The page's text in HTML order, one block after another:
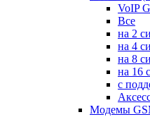
VoIP
Все
на 2
на 4
на 8
на 16
с
Модемы